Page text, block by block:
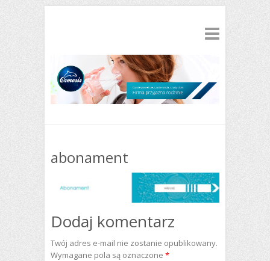
abonament
Dodaj komentarz
Twój adres e-mail nie zostanie opublikowany.
Wymagane pola są oznaczone *